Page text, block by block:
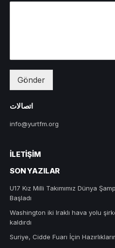
Gönder
اتصالات
info@yurtfm.org
İLETIŞIM
SON YAZILAR
U17 Kız Milli Takımımız Dünya
Başladı
Washington iki Iraklı hava yolu
kaldırdı
Suriye, Cidde Fuarı İçin